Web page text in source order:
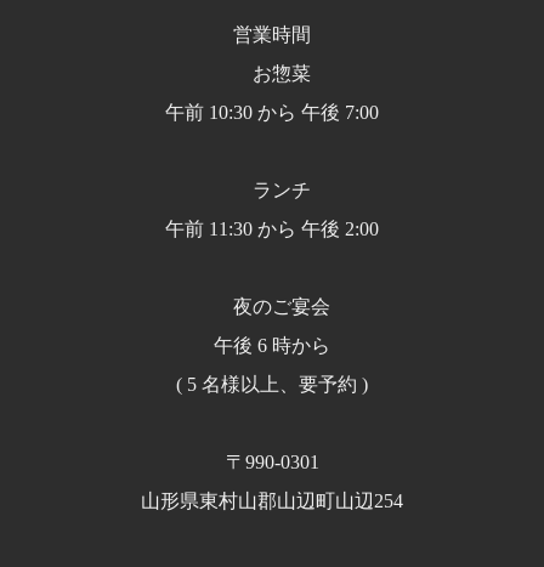
営業時間
お惣菜
午前 10:30 から 午後 7:00
ランチ
午前 11:30 から 午後 2:00
夜のご宴会
午後 6 時から
( 5 名様以上、要予約 )
〒990-0301
山形県東村山郡山辺町山辺254